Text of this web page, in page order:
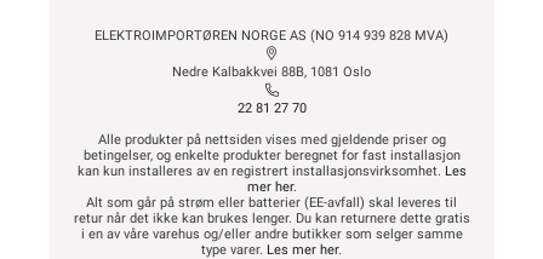
ELEKTROIMPORTØREN NORGE AS (NO 914 939 828 MVA)
Nedre Kalbakkvei 88B, 1081 Oslo
22 81 27 70
Alle produkter på nettsiden vises med gjeldende priser og
betingelser, og enkelte produkter beregnet for fast installasjon
kan kun installeres av en registrert installasjonsvirksomhet. Les
mer her.
Alt som går på strøm eller batterier (EE-avfall) skal leveres til
retur når det ikke kan brukes lenger. Du kan returnere dette gratis
i en av våre varehus og/eller andre butikker som selger samme
type varer. Les mer her.